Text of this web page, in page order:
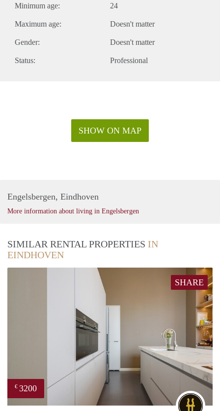
Minimum age: 24
Maximum age: Doesn't matter
Gender: Doesn't matter
Status: Professional
SHOW ON MAP
Engelsbergen, Eindhoven
More information about living in Engelsbergen
SIMILAR RENTAL PROPERTIES IN
EINDHOVEN
SHARE
€ 3200